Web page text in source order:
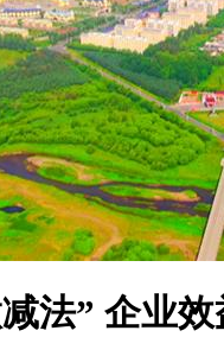
法” 企业